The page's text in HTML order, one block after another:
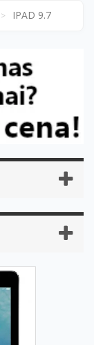
> IPAD 9.7